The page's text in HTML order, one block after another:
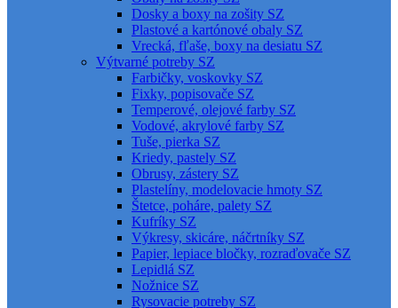
Dosky a boxy na zošity SZ
Plastové a kartónové obaly SZ
Vrecká, fľaše, boxy na desiatu SZ
Výtvarné potreby SZ
Farbičky, voskovky SZ
Fixky, popisovače SZ
Temperové, olejové farby SZ
Vodové, akrylové farby SZ
Tuše, pierka SZ
Kriedy, pastely SZ
Obrusy, zástery SZ
Plastelíny, modelovacie hmoty SZ
Štetce, poháre, palety SZ
Kufríky SZ
Výkresy, skicáre, náčrtníky SZ
Papier, lepiace bločky, rozraďovače SZ
Lepidlá SZ
Nožnice SZ
Rysovacie potreby SZ